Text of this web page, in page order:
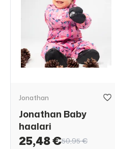
Jonathan
Jonathan Baby
haalari
25,48 €50,95 €